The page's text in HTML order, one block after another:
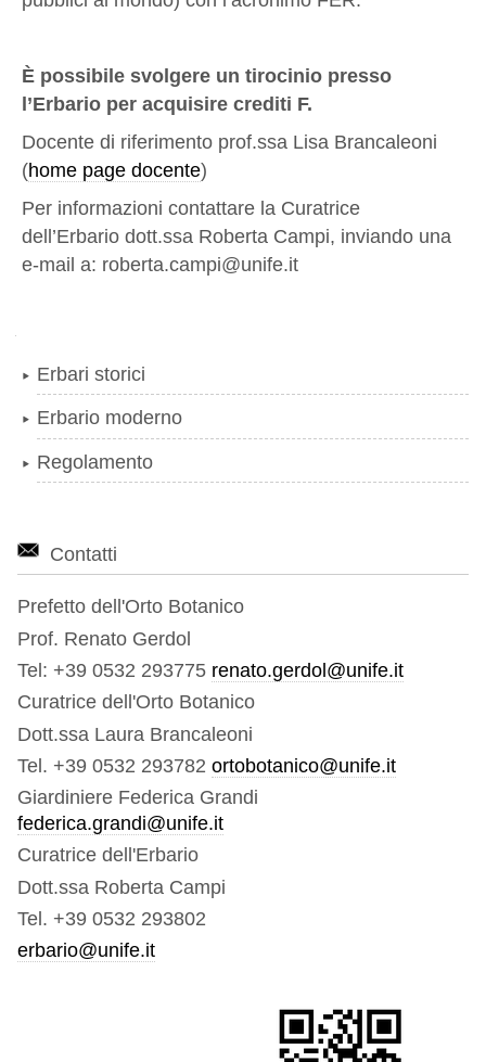
Ѐ possibile svolgere un tirocinio presso
l’Erbario per acquisire crediti F.
Docente di riferimento prof.ssa Lisa Brancaleoni
(home page docente)
Per informazioni contattare la Curatrice
dell’Erbario dott.ssa Roberta Campi, inviando una
e-mail a: roberta.campi@unife.it
Erbari storici
Erbario moderno
Regolamento
Contatti
Prefetto dell'Orto Botanico
Prof. Renato Gerdol
Tel: +39 0532 293775 renato.gerdol@unife.it
Curatrice dell'Orto Botanico
Dott.ssa Laura Brancaleoni
Tel. +39 0532 293782 ortobotanico@unife.it
Giardiniere Federica Grandi
federica.grandi@unife.it
Curatrice dell'Erbario
Dott.ssa Roberta Campi
Tel. +39 0532 293802
erbario@unife.it